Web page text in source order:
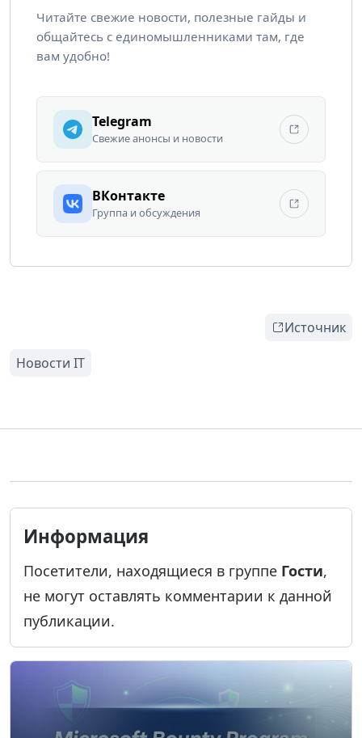
Читайте свежие новости, полезные гайды и
общайтесь с единомышленниками там, где
вам удобно!
Telegram
Свежие анонсы и новости
ВКонтакте
Группа и обсуждения
Источник
Информация
Посетители, находящиеся в группе Гости,
не могут оставлять комментарии к данной
публикации.